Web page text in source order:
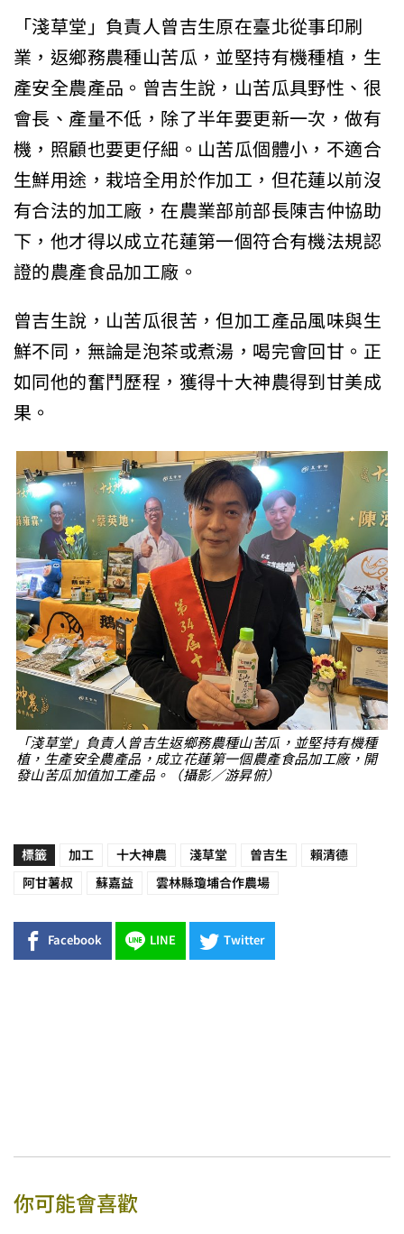
「淺草堂」負責人曾吉生原在臺北從事印刷
業，返鄉務農種山苦瓜，並堅持有機種植，生
產安全農產品。曾吉生說，山苦瓜具野性、很
會長、產量不低，除了半年要更新一次，做有
機，照顧也要更仔細。山苦瓜個體小，不適合
生鮮用途，栽培全用於作加工，但花蓮以前沒
有合法的加工廠，在農業部前部長陳吉仲協助
下，他才得以成立花蓮第一個符合有機法規認
證的農產食品加工廠。
曾吉生說，山苦瓜很苦，但加工產品風味與生
鮮不同，無論是泡茶或煮湯，喝完會回甘。正
如同他的奮鬥歷程，獲得十大神農得到甘美成
果。
「淺草堂」負責人曾吉生返鄉務農種山苦瓜，並堅持有機種
植，生產安全農產品，成立花蓮第一個農產食品加工廠，開
發山苦瓜加值加工產品。（攝影／游昇俯）
標籤 加工 十大神農 淺草堂 曾吉生 賴清德
阿甘薯叔 蘇嘉益 雲林縣瓊埔合作農場
Facebook LINE Twitter
你可能會喜歡